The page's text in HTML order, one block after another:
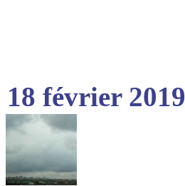
18 février 2019